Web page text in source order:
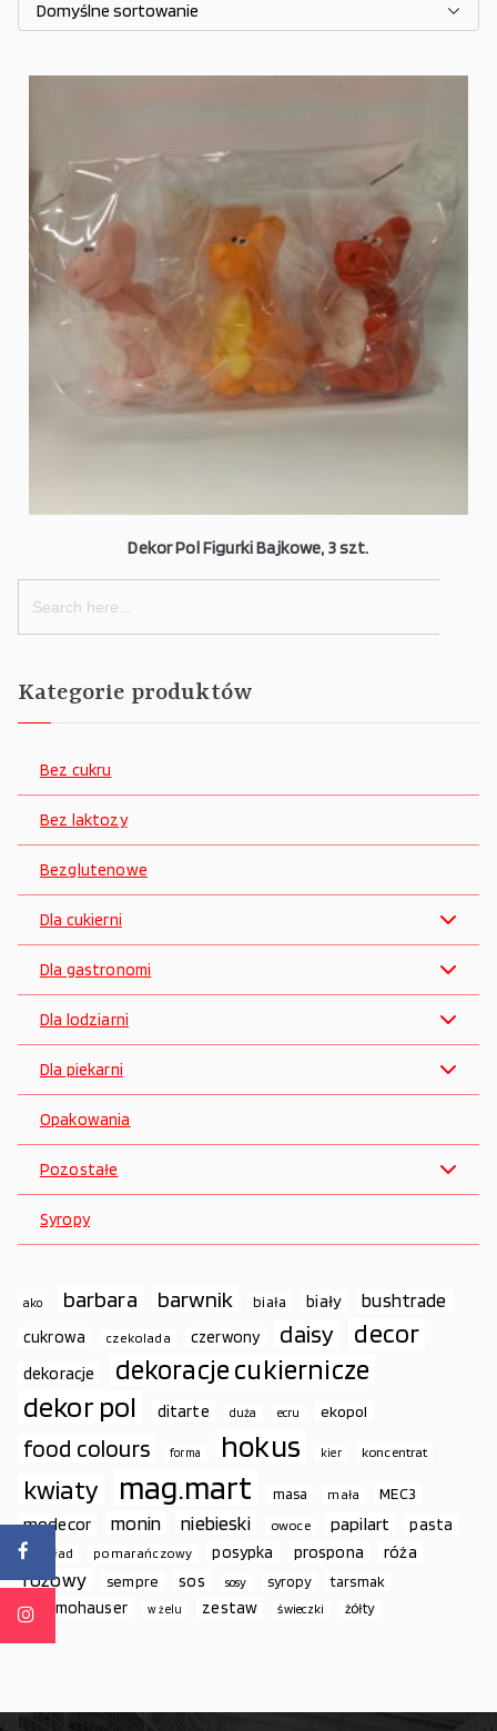
Dekor Pol Figurki Bajkowe, 3 szt.
Search
for:
Kategorie produktów
Bez cukru
Bez laktozy
Bezglutenowe
Dla cukierni
Dla gastronomi
Dla lodziarni
Dla piekarni
Opakowania
Pozostałe
Syropy
ako barbara barwnik biała biały bushtrade
cukrowa czekolada czerwony daisy decor
dekoracje dekoracje cukiernicze
dekor pol ditarte duża ecru ekopol
food colours forma hokus kier koncentrat
kwiaty mag.mart masa mała MEC3
modecor monin niebieski owoce papilart pasta
podkład pomarańczowy posypka prospona róża
różowy sempre sos sosy syropy tarsmak
thermohauser w żelu zestaw świeczki żółty